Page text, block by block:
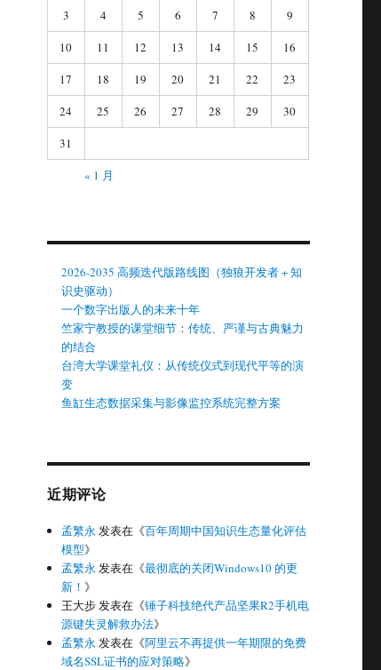
3
4 5 6 7 8
9
10
11 12 13 14 15
16
17
18 19 20 21 22
23
24
25 26 27 28 29
30
31
« 1 月
2026-2035 高频迭代版路线图（独狼开发者 + 知
识史驱动）
一个数字出版人的未来十年
竺家宁教授的课堂细节：传统、严谨与古典魅力
的结合
台湾大学课堂礼仪：从传统仪式到现代平等的演
变
鱼缸生态数据采集与影像监控系统完整方案
近期评论
孟繁永 发表在《百年周期中国知识生态量化评估
模型》
孟繁永 发表在《最彻底的关闭Windows10 的更
新！ 》
王大步发表在《锤子科技绝代产品坚果R2手机电
源键失灵解救办法》
孟繁永 发表在《阿里云不再提供一年期限的免费
域名SSL证书的应对策略》